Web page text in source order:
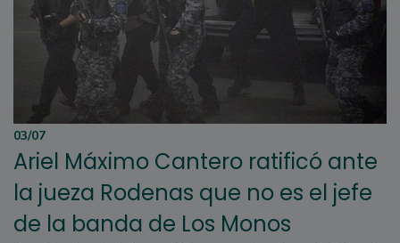
03/07
Ariel Máximo Cantero ratificó ante
la jueza Rodenas que no es el jefe
de la banda de Los Monos